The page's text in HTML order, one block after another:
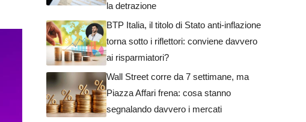
la detrazione
BTP Italia, il titolo di Stato anti-inflazione
torna sotto i riflettori: conviene davvero
ai risparmiatori?
Wall Street corre da 7 settimane, ma
Piazza Affari frena: cosa stanno
segnalando davvero i mercati